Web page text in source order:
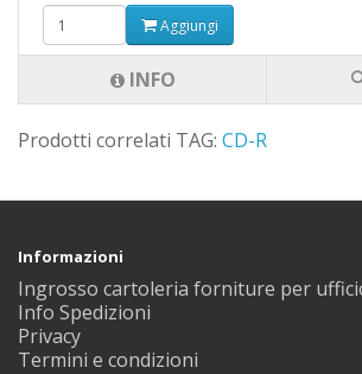
Aggiungi
INFO
Prodotti correlati TAG: CD-R
Informazioni
Ingrosso cartoleria forniture per
Info Spedizioni
Privacy
Termini e condizioni